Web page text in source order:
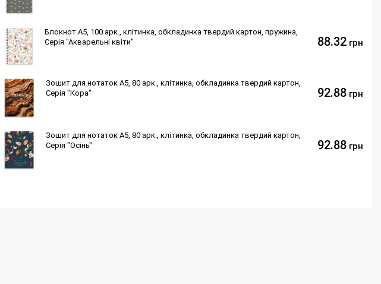
Блокнот A5, 100 арк., клітинка, обкладинка твердий картон, пружина,
Серія "Акварельні квіти"
88.32 грн
Зошит для нотаток А5, 80 арк., клітинка, обкладинка твердий картон,
Серія "Кора"
92.88 грн
Зошит для нотаток А5, 80 арк., клітинка, обкладинка твердий картон,
Серія "Осінь"
92.88 грн